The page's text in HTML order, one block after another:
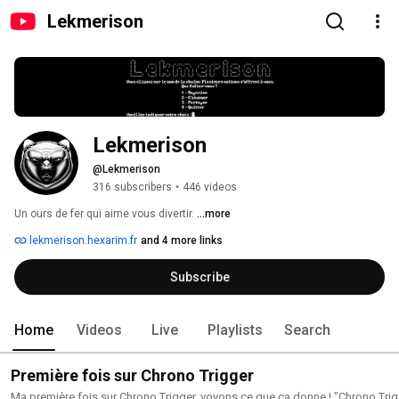
Lekmerison
Lekmerison
@Lekmerison
316 subscribers • 446 videos
Un ours de fer qui aime vous divertir. ...more
lekmerison.hexarim.fr and 4 more links
Subscribe
Home Videos Live Playlists Search
Première fois sur Chrono Trigger